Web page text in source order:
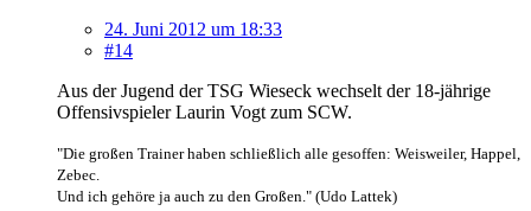
24. Juni 2012 um 18:33
#14
Aus der Jugend der TSG Wieseck wechselt der 18-jährige
Offensivspieler Laurin Vogt zum SCW.
"Die großen Trainer haben schließlich alle gesoffen: Weisweiler, Happel,
Zebec.
Und ich gehöre ja auch zu den Großen." (Udo Lattek)